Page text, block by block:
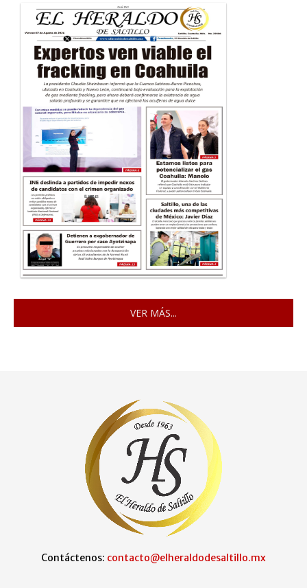
VER MÁS...
Contáctenos: contacto@elheraldodesaltillo.mx